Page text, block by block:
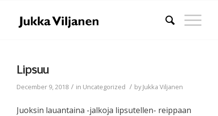
Lipsuu
December 9, 2018 / in Uncategorized / byJukka Viljanen
Juoksin lauantaina -jalkoja lipsutellen- reippaan